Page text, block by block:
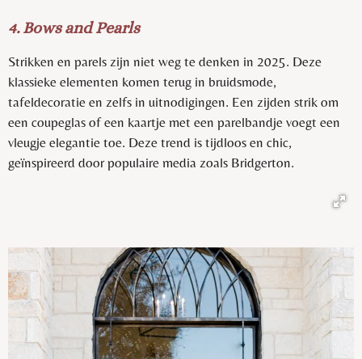
4. Bows and Pearls
Strikken en parels zijn niet weg te denken in 2025. Deze
klassieke elementen komen terug in bruidsmode,
tafeldecoratie en zelfs in uitnodigingen. Een zijden strik om
een coupeglas of een kaartje met een parelbandje voegt een
vleugje elegantie toe. Deze trend is tijdloos en chic,
geïnspireerd door populaire media zoals Bridgerton.